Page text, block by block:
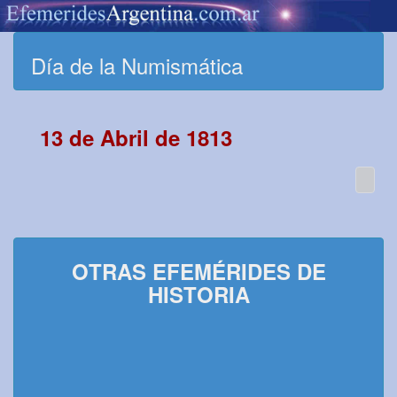
Día de la Numismática
13 de Abril de 1813
OTRAS EFEMÉRIDES DE
HISTORIA